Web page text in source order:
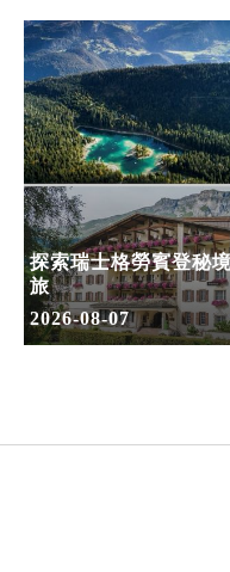
探索瑞士格勞賓登秘
旅
2026-08-07